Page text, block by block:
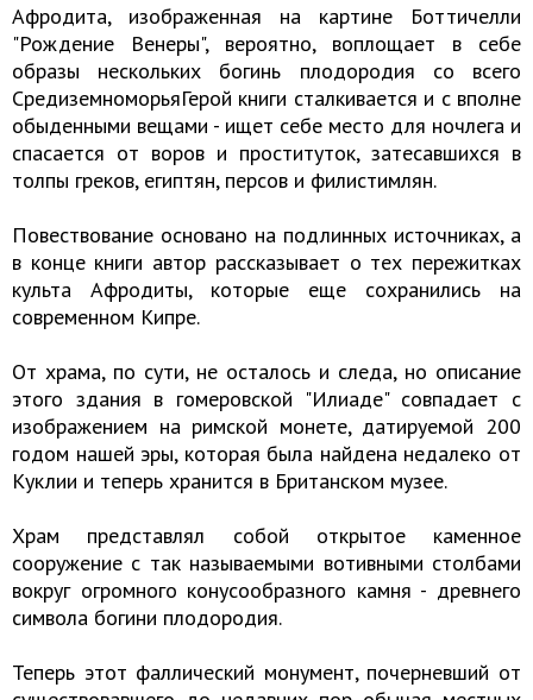
Афродита, изображенная на картине Боттичелли
"Рождение Венеры", вероятно, воплощает в себе
образы нескольких богинь плодородия со всего
СредиземноморьяГерой книги сталкивается и с вполне
обыденными вещами - ищет себе место для ночлега и
спасается от воров и проституток, затесавшихся в
толпы греков, египтян, персов и филистимлян.
Повествование основано на подлинных источниках, а
в конце книги автор рассказывает о тех пережитках
культа Афродиты, которые еще сохранились на
современном Кипре.
От храма, по сути, не осталось и следа, но описание
этого здания в гомеровской "Илиаде" совпадает с
изображением на римской монете, датируемой 200
годом нашей эры, которая была найдена недалеко от
Куклии и теперь хранится в Британском музее.
Храм представлял собой открытое каменное
сооружение с так называемыми вотивными столбами
вокруг огромного конусообразного камня - древнего
символа богини плодородия.
Теперь этот фаллический монумент, почерневший от